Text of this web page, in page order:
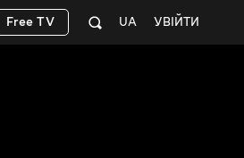
УВІЙТИ
UA
Free TV